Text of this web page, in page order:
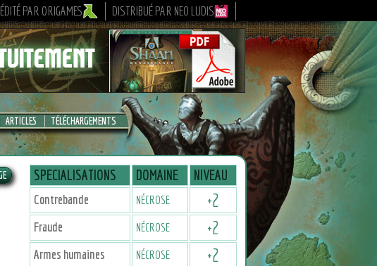
ÉDITÉ PAR ORIGAMES DISTRIBUÉ PAR NEO LUDIS
ARTICLES TÉLÉCHARGEMENTS
SPECIALISATIONS DOMAINE NIVEAU
Contrebande NÉCROSE +2
Fraude NÉCROSE +2
Armes humaines NÉCROSE +2